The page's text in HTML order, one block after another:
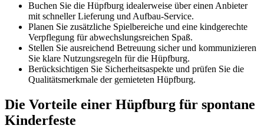
Buchen Sie die Hüpfburg idealerweise über einen Anbieter
mit schneller Lieferung und Aufbau-Service.
Planen Sie zusätzliche Spielbereiche und eine kindgerechte
Verpflegung für abwechslungsreichen Spaß.
Stellen Sie ausreichend Betreuung sicher und kommunizieren
Sie klare Nutzungsregeln für die Hüpfburg.
Berücksichtigen Sie Sicherheitsaspekte und prüfen Sie die
Qualitätsmerkmale der gemieteten Hüpfburg.
Die Vorteile einer Hüpfburg für spontane
Kinderfeste